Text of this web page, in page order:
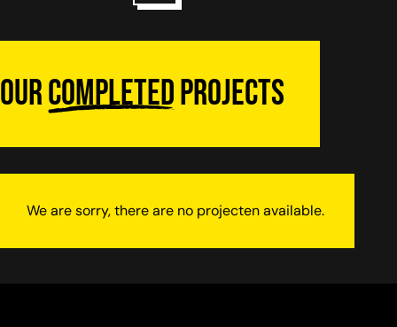
Ourcompletedprojects
We are sorry, there are no projecten available.